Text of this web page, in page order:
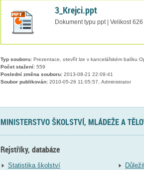
3_Krejci.ppt
Dokument typu ppt | Velikost 626
Typ souboru:Prezentace, otevřít lze v kancelářském balíku
Počet stažení:559
Poslední změna souboru:2013-08-21 22:09:41
Soubor publikován:2010-05-26 11:05:57, Administrator
MINISTERSTVO ŠKOLSTVÍ, MLÁDEŽE A
Rejstříky, databáze
Statistika školství